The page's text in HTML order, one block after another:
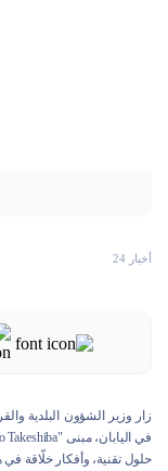
أخبار 24
زار وزير الشؤون البلدية
حلول تقنية، وأفكار خلّاقة في